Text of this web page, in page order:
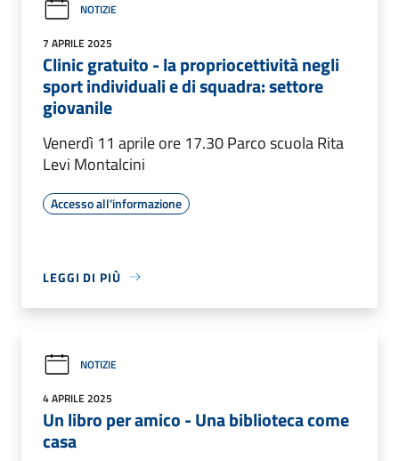
NOTIZIE
7 APRILE 2025
Clinic gratuito - la propriocettività negli
sport individuali e di squadra: settore
giovanile
Venerdì 11 aprile ore 17.30 Parco scuola Rita
Levi Montalcini
Accesso all'informazione
LEGGI DI PIÙ
NOTIZIE
4 APRILE 2025
Un libro per amico - Una biblioteca come
casa